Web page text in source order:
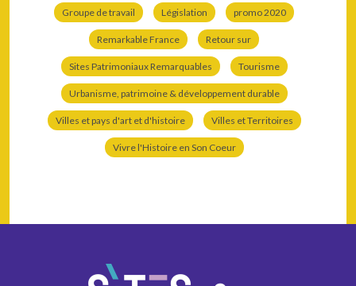
Groupe de travail Législation promo 2020
Remarkable France Retour sur
Sites Patrimoniaux Remarquables Tourisme
Urbanisme, patrimoine & développement durable
Villes et pays d'art et d'histoire Villes et Territoires
Vivre l'Histoire en Son Coeur